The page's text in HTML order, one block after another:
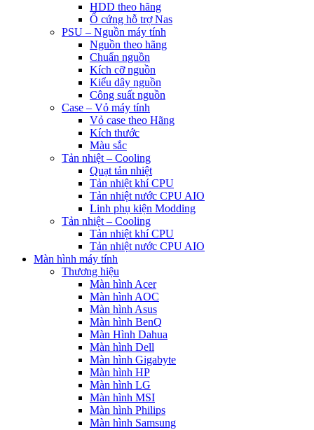
HDD theo hãng
Ổ cứng hỗ trợ Nas
PSU – Nguồn máy tính
Nguồn theo hãng
Chuẩn nguồn
Kích cỡ nguồn
Kiểu dây nguồn
Công suất nguồn
Case – Vỏ máy tính
Vỏ case theo Hãng
Kích thước
Màu sắc
Tản nhiệt – Cooling
Quạt tản nhiệt
Tản nhiệt khí CPU
Tản nhiệt nước CPU AIO
Linh phụ kiện Modding
Tản nhiệt – Cooling
Tản nhiệt khí CPU
Tản nhiệt nước CPU AIO
Màn hình máy tính
Thương hiệu
Màn hình Acer
Màn hình AOC
Màn hình Asus
Màn hình BenQ
Màn Hình Dahua
Màn hình Dell
Màn hình Gigabyte
Màn hình HP
Màn hình LG
Màn hình MSI
Màn hình Philips
Màn hình Samsung